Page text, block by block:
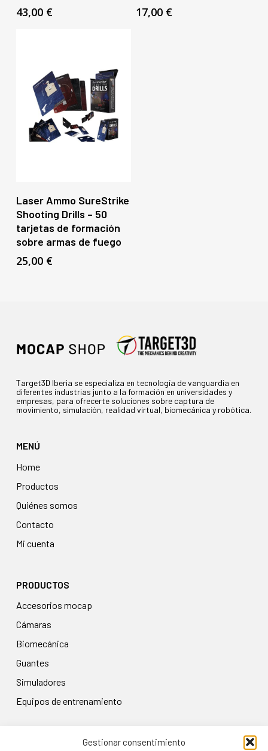
Gestionar consentimiento
43,00 € 17,00 €
Laser Ammo SureStrike
Shooting Drills – 50
tarjetas de formación
sobre armas de fuego
25,00 €
Target3D Iberia se especializa en tecnología de vanguardia en
diferentes industrias junto a la formación en universidades y
empresas, para ofrecerte soluciones sobre captura de
movimiento, simulación, realidad virtual, biomecánica y robótica.
MENÚ
Home
Productos
Quiénes somos
Contacto
Mi cuenta
PRODUCTOS
accesorios mocap
cámaras
biomecánica
guantes
simuladores
equipos de entrenamiento